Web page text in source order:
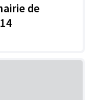
de